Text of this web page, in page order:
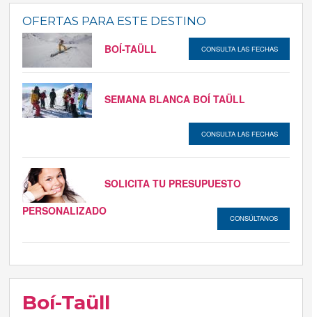
OFERTAS PARA ESTE DESTINO
BOÍ-TAÜLL
CONSULTA LAS FECHAS
SEMANA BLANCA BOÍ TAÜLL
CONSULTA LAS FECHAS
SOLICITA TU PRESUPUESTO
PERSONALIZADO
CONSÚLTANOS
Boí-Taüll